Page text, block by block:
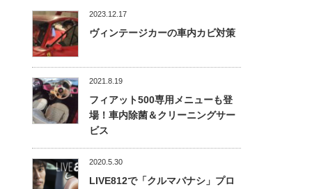
2023.12.17
ヴィンテージカーの車内カビ対策
2021.8.19
フィアット500専用メニューも登
場！車内除菌＆クリーニングサー
ビス
2020.5.30
LIVE812で「クルマバナシ」プロ